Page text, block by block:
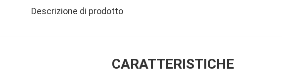
Descrizione di prodotto
CARATTERISTICHE